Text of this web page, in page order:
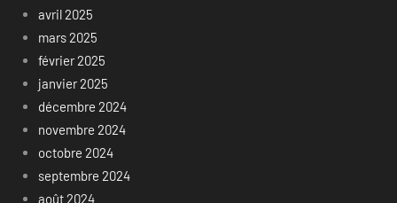
avril 2025
mars 2025
février 2025
janvier 2025
décembre 2024
novembre 2024
octobre 2024
septembre 2024
août 2024